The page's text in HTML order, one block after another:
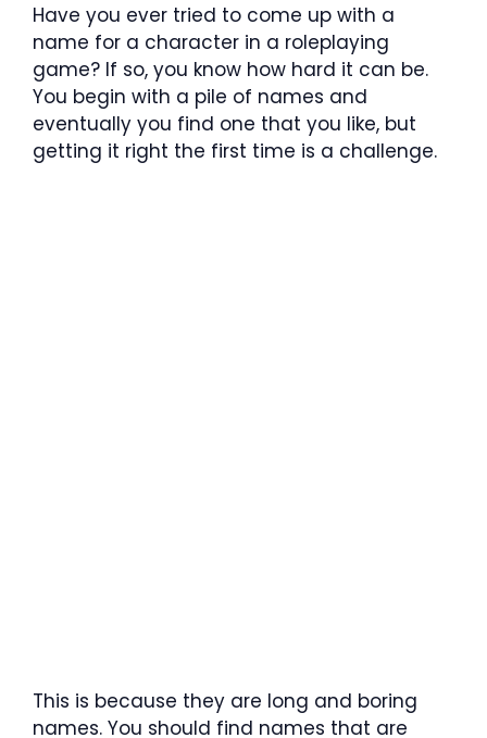
Have you ever tried to come up with a
name for a character in a roleplaying
game? If so, you know how hard it can be.
You begin with a pile of names and
eventually you find one that you like, but
getting it right the first time is a challenge.
This is because they are long and boring
names. You should find names that are